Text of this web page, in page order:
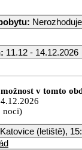
: Nerozhoduje
: 11.12 - 14.12.2026
v tomto
noci)
Katovice (letiště),